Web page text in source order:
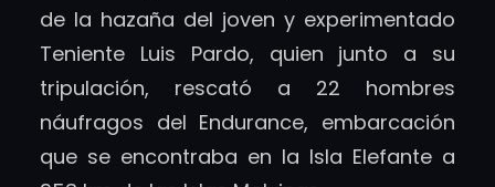
de la hazaña del joven y experimentado
Teniente Luis Pardo, quien junto a su
tripulación, rescató a 22 hombres
náufragos del Endurance, embarcación
que se encontraba en la Isla Elefante a